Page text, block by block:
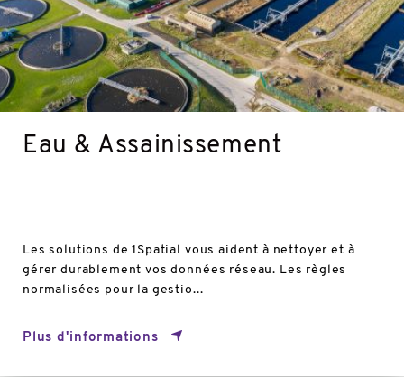
Eau & Assainissement
Les solutions de 1Spatial vous aident à nettoyer et à
gérer durablement vos données réseau. Les règles
normalisées pour la gestio...
Plus d'informations